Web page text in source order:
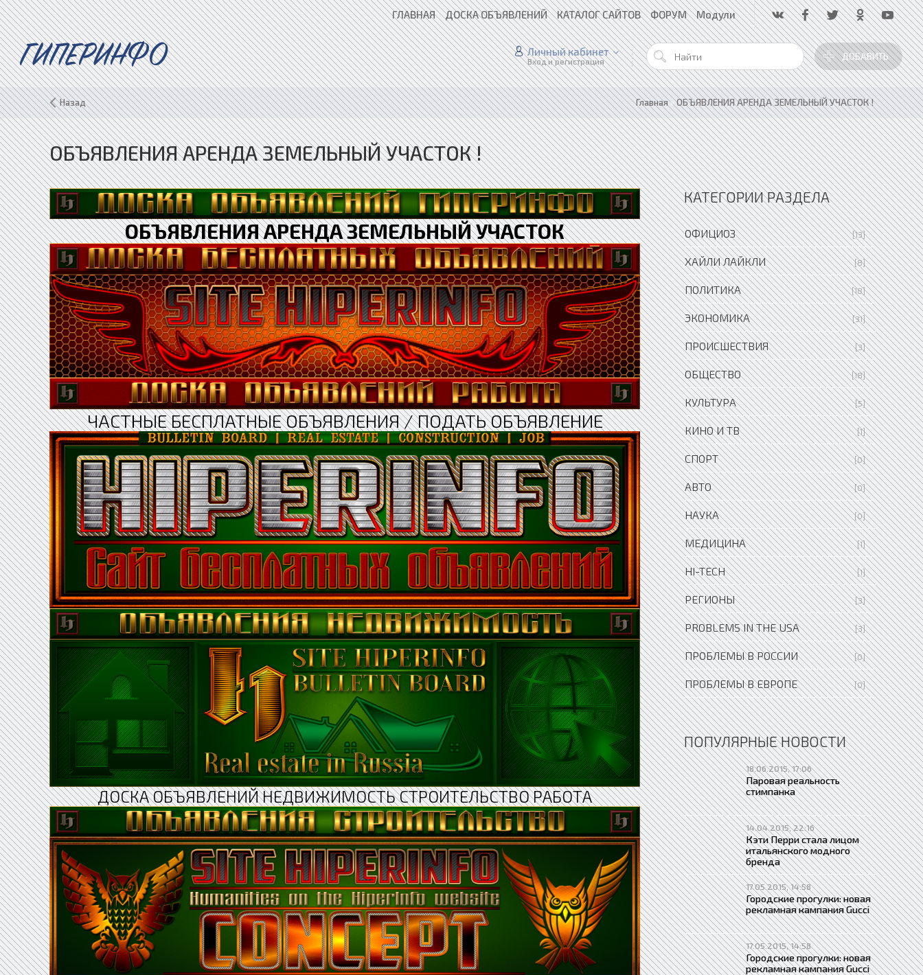
ГЛАВНАЯ ДОСКА ОБЪЯВЛЕНИЙ КАТАЛОГ САЙТОВ ФОРУМ Модули
ГИПЕРИНФО ДОБАВИТЬ
Личный кабинет
Вход и регистрация
Назад Главная»ОБЪЯВЛЕНИЯ АРЕНДА ЗЕМЕЛЬНЫЙ УЧАСТОК !
ОБЪЯВЛЕНИЯ АРЕНДА ЗЕМЕЛЬНЫЙ УЧАСТОК !
ОБЪЯВЛЕНИЯ АРЕНДА ЗЕМЕЛЬНЫЙ УЧАСТОК
ЧАСТНЫЕ БЕСПЛАТНЫЕ ОБЪЯВЛЕНИЯ / ПОДАТЬ ОБЪЯВЛЕНИЕ
ДОСКА ОБЪЯВЛЕНИЙ НЕДВИЖИМОСТЬ СТРОИТЕЛЬСТВО РАБОТА
КАТЕГОРИИ РАЗДЕЛА
ОФИЦИОЗ [13]
ХАЙЛИ ЛАЙКЛИ [8]
ПОЛИТИКА [18]
ЭКОНОМИКА [31]
ПРОИСШЕСТВИЯ [3]
ОБЩЕСТВО [18]
КУЛЬТУРА [5]
КИНО И ТВ [1]
СПОРТ [0]
АВТО [0]
НАУКА [0]
МЕДИЦИНА [1]
HI-TECH [1]
РЕГИОНЫ [3]
PROBLEMS IN THE USA [3]
ПРОБЛЕМЫ В РОССИИ [0]
ПРОБЛЕМЫ В ЕВРОПЕ [0]
ПОПУЛЯРНЫЕ НОВОСТИ
18.06.2015, 17:06
Паровая реальность
стимпанка
14.04.2015, 22:16
Кэти Перри стала лицом
итальянского модного
бренда
17.05.2015, 14:58
Городские прогулки: новая
рекламная кампания Gucci
17.05.2015, 14:58
Городские прогулки: новая
рекламная кампания Gucci